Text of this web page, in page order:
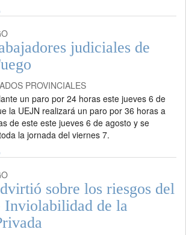
judiciales de
PROVINCIALES
un paro por 24 horas este jueves 6 de
la UEJN realizará un paro por 36 horas a
de este este jueves 6 de agosto y se
la jornada del viernes 7.
sobre los riesgos del
Inviolabilidad de la